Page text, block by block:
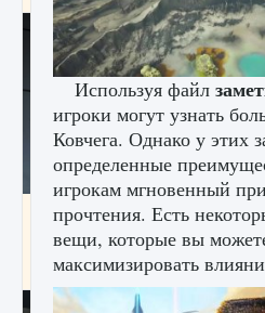
Все новые функции в
FC 25
9 августа 2024 2
Используя файл
игроки могут узнать
Ковчега. Однако у этих
определенные
игрокам мгновенный
прочтения. Есть
вещи, которые вы
максимизировать